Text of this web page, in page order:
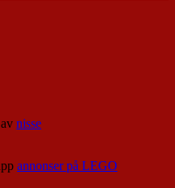
av nisse
annonser på LEGO